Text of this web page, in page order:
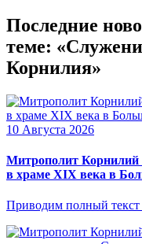
Последние
теме:
Корнилия»
10 Августа 2026
Митрополит Корнилий
в храме XIX века в
Приводим полный текст